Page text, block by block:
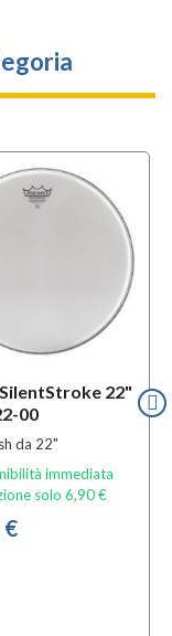
22"
00
da 22"
immediata
solo 6,90 €
€